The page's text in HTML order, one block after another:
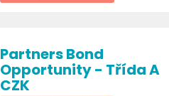
Partners Bond
Opportunity - Třída A
CZK